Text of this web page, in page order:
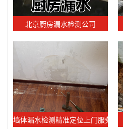
北京厨房漏水检测公司
墙体漏水检测精准定位上门服务